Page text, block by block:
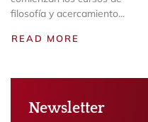
filosofía y acercamiento...
READ MORE
Newsletter